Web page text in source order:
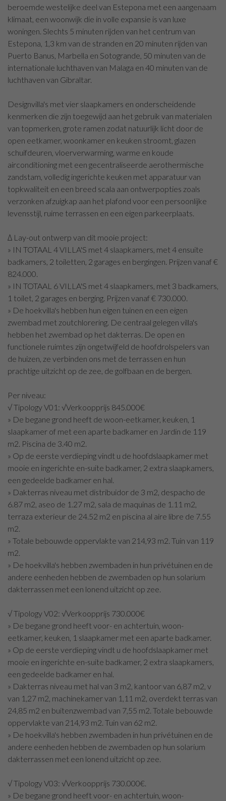
beroemde westelijke deel van Estepona met een aangenaam
klimaat, een woonwijk die in volle expansie is van luxe
woningen. Slechts 5 minuten rijden van het centrum van
Estepona, 1,3 km van de stranden en 20 minuten rijden van
Puerto Banus, Marbella en Sotogrande, 50 minuten van de
internationale luchthaven van Malaga en 40 minuten van de
luchthaven van Gibraltar.
Designvilla's met vier slaapkamers en onderscheidende
kenmerken die zijn toegewijd aan het gebruik van materialen
van topmerken, grote ramen zodat natuurlijk licht door de
open eetkamer, woonkamer en keuken stroomt, glazen
schuifdeuren, vloerverwarming, warme en koude
airconditioning met een gecentraliseerde aerothermische
zandstam, volledig ingerichte keuken met apparatuur van
topkwaliteit en een breed scala aan ontwerpopties zoals
verzonken afzuigkap aan het plafond voor een persoonlijke
levensstijl, ruime terrassen en een eigen parkeerplaats.
∆ Lay-out ontwerp van dit mooie project:
» IN TOTAAL 4 VILLA'S met 4 slaapkamers, met 4 ensuite
badkamers, 2 toiletten, 2 garages en bergingen. Prijzen vanaf €
824.000.
» IN TOTAAL 6 VILLA'S met 4 slaapkamers, met 3 badkamers,
1 toilet, 2 garages en berging. Prijzen vanaf € 730.000.
» De hoekvilla's hebben hun eigen tuinen en een eigen
zwembad met zoutchlorering. De centraal gelegen villa's
hebben het zwembad op het dakterras. De open en
functionele ruimtes zijn ongetwijfeld de hoofdrolspelers van
de huizen, ze verbinden ons met de terrassen en hun
prachtige uitzicht op de zee, de golfbaan en de bergen.
Per niveau:
√ Tipology V01: √Verkoopprijs 845.000€
» De begane grond heeft de woon-eetkamer, keuken, 1
slaapkamer of met een aparte badkamer en Jardin de 119
m2. Piscina de 3.40 m2.
» Op de eerste verdieping vindt u de hoofdslaapkamer met
mooie en ingerichte en-suite badkamer, 2 extra slaapkamers,
een gedeelde badkamer en hal.
» Dakterras niveau met distribuidor de 3 m2, despacho de
6.87 m2, aseo de 1.27 m2, sala de maquinas de 1.11 m2,
terraza exterieur de 24.52 m2 en piscina al aire libre de 7.55
m2.
» Totale bebouwde oppervlakte van 214,93 m2. Tuin van 119
m2.
» De hoekvilla's hebben zwembaden in hun privétuinen en de
andere eenheden hebben de zwembaden op hun solarium
dakterrassen met een lonend uitzicht op zee.
√ Tipology V02: √Verkoopprijs 730.000€
» De begane grond heeft voor- en achtertuin, woon-
eetkamer, keuken, 1 slaapkamer met een aparte badkamer.
» Op de eerste verdieping vindt u de hoofdslaapkamer met
mooie en ingerichte en-suite badkamer, 2 extra slaapkamers,
een gedeelde badkamer en hal.
» Dakterras niveau met hal van 3 m2, kantoor van 6,87 m2, v
van 1,27 m2, machinekamer van 1,11 m2, overdekt terras van
24,85 m2 en buitenzwembad van 7,55 m2. Totale bebouwde
oppervlakte van 214,93 m2. Tuin van 62 m2.
» De hoekvilla's hebben zwembaden in hun privétuinen en de
andere eenheden hebben de zwembaden op hun solarium
dakterrassen met een lonend uitzicht op zee.
√ Tipology V03: √Verkoopprijs 730.000€.
» De begane grond heeft voor- en achtertuin, woon-